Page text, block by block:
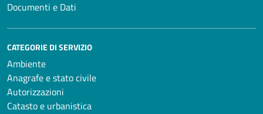
Documenti e Dati
CATEGORIE DI SERVIZIO
Ambiente
Anagrafe e stato civile
Autorizzazioni
Catasto e urbanistica